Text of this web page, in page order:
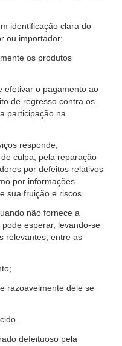
identificação clara do
ou importador;
os produtos
efetivar o pagamento ao
de regresso contra os
participação na
responde,
culpa, pela reparação
por defeitos relativos
por informações
sua fruição e riscos.
não fornece a
esperar, levando-se
relevantes, entre as
razoavelmente dele se
defeituoso pela